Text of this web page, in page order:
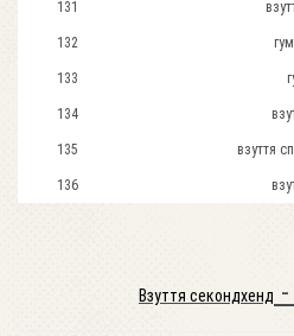
131
132
133
134
135 взуття
136
Взуття секондхенд